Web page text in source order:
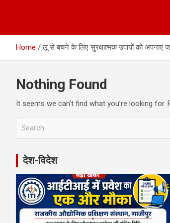
Home लू से बचने के लिए सुरक्षात्मक उपायों को अपनाएं
Nothing Found
It seems we can’t find what you’re looking for.
r
h
देश-विदेश